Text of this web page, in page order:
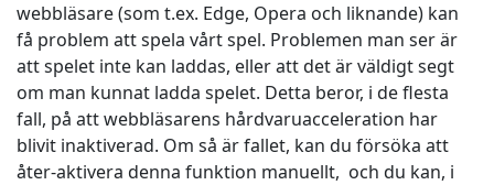
webbläsare (som t.ex. Edge, Opera och liknande) kan
få problem att spela vårt spel. Problemen man ser är
att spelet inte kan laddas, eller att det är väldigt segt
om man kunnat ladda spelet. Detta beror, i de flesta
fall, på att webbläsarens hårdvaruacceleration har
blivit inaktiverad. Om så är fallet, kan du försöka att
åter-aktivera denna funktion manuellt, och du kan, i